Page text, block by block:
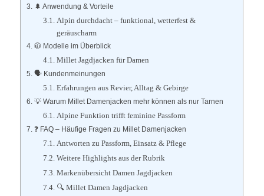
🌲 Anwendung & Vorteile
Alpin durchdacht – funktional, wetterfest &
geräuscharm
🧥 Modelle im Überblick
Millet Jagdjacken für Damen
🗣️ Kundenmeinungen
Erfahrungen aus Revier, Alltag & Gebirge
💡 Warum Millet Damenjacken mehr können als nur Tarnen
Alpine Funktion trifft feminine Passform
❓ FAQ – Häufige Fragen zu Millet Damenjacken
Antworten zu Passform, Einsatz & Pflege
Weitere Highlights aus der Rubrik
Markenübersicht Damen Jagdjacken
🔍 Millet Damen Jagdjacken